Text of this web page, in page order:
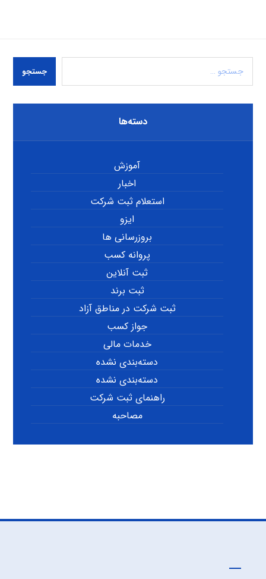
جستجو
دسته‌ها
آموزش
اخبار
استعلام ثبت شرکت
ایزو
بروزرسانی ها
پروانه کسب
ثبت آنلاین
ثبت برند
ثبت شرکت در مناطق آزاد
جواز کسب
خدمات مالی
دسته‌بندی نشده
دسته‌بندی نشده
راهنمای ثبت شرکت
مصاحبه